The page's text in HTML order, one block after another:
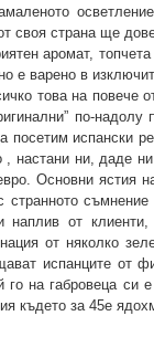
своя страна ще
аромат,
е варено в
това на повече
по-
испански
настани ни, даде
Основни ястия
от клиенти,
от няколко
испанците от
на габровеца си
където за 45е